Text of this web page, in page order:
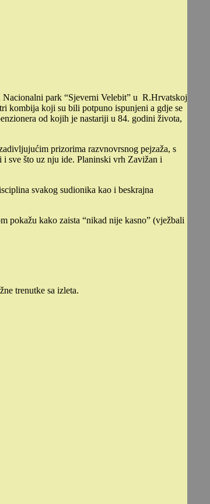
Nacionalni park “Sjeverni Velebit” u R.Hrvatskoj
kombija koji su bili potpuno ispunjeni a gdje se
od kojih je nastariji u 84. godini života,
prizorima razvnovrsnog pejzaža, s
sve što uz nju ide. Planinski vrh Zavižan i
svakog sudionika kao i beskrajna
pokažu kako zaista “nikad nije kasno” (vježbali
trenutke sa izleta.